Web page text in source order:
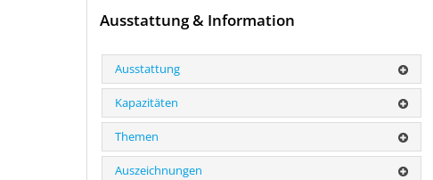
Ausstattung & Information
Ausstattung
Kapazitäten
Themen
Auszeichnungen